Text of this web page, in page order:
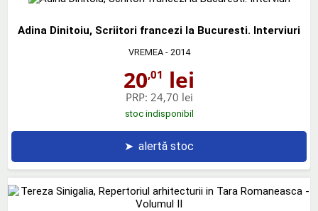
Adina Dinitoiu, Scriitori francezi la Bucuresti. Interviuri
VREMEA- 2014
20,01 lei
PRP: 24,70 lei
stoc indisponibil
➤ alertă stoc